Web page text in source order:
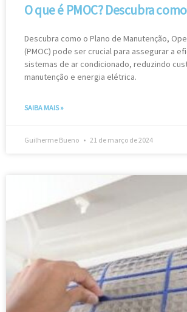
O que é PMOC? Descubra
Descubra como o Plano de Manutenção,
(PMOC) pode ser crucial para assegurar a
sistemas de ar condicionado, reduzindo
manutenção e energia elétrica.
SAIBA MAIS »
Guilherme Bueno 21 de março de 2024